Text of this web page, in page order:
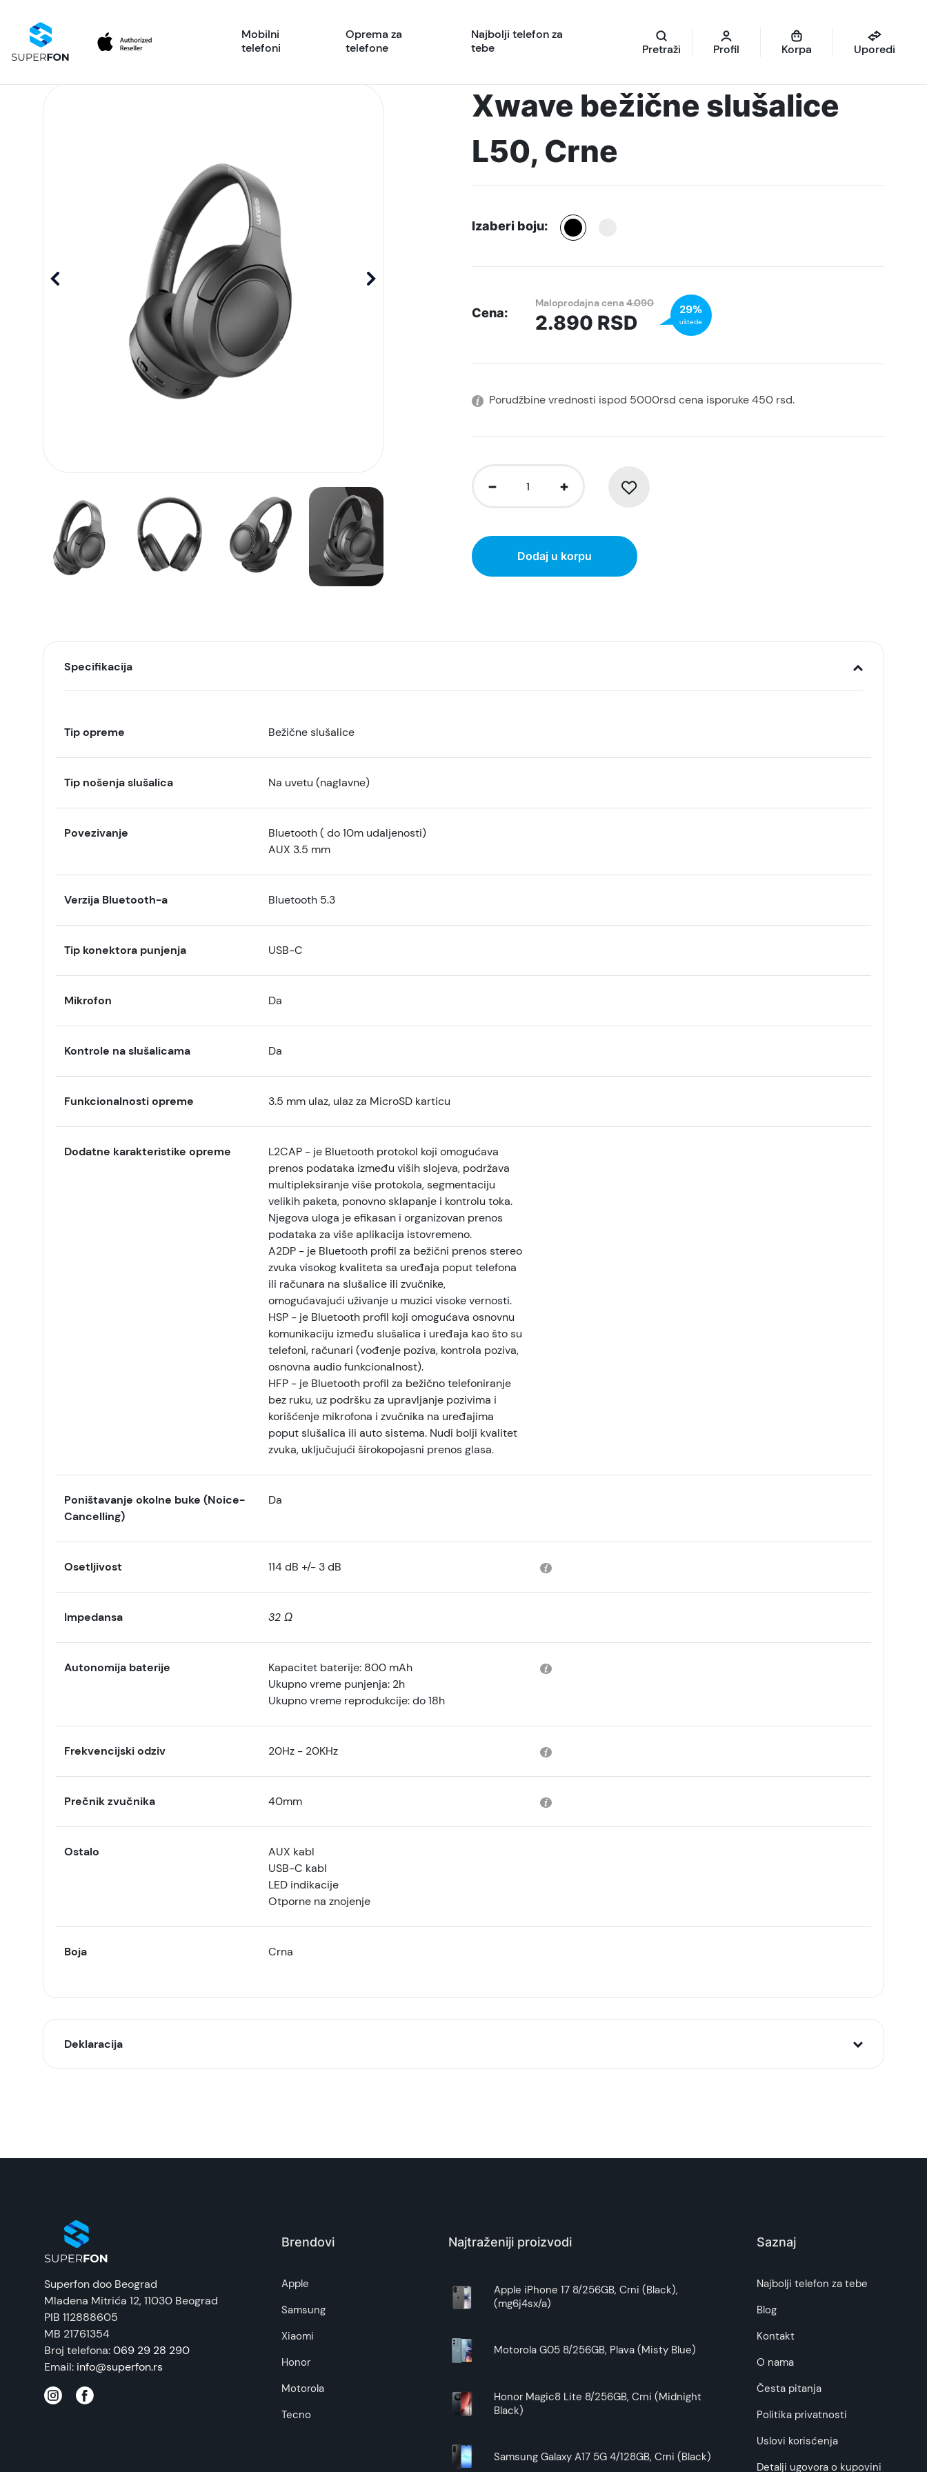
Mobilni
telefoni
Oprema za
telefone
Najbolji telefon za
tebe
Pretraži Profil Korpa Uporedi
Xwave bežične slušalice
L50, Crne
Izaberi boju:
Cena:
Maloprodajna cena4.090
2.890 RSD
29%
uštede
Porudžbine vrednosti ispod 5000rsd cena isporuke 450 rsd.
Dodaj u korpu
Specifikacija
Tip opreme Bežične slušalice
Tip nošenja slušalica Na uvetu (naglavne)
Povezivanje
Bluetooth ( do 10m udaljenosti)
AUX 3.5 mm
Verzija Bluetooth-a Bluetooth 5.3
Tip konektora punjenja USB-C
Mikrofon Da
Kontrole na slušalicama Da
Funkcionalnosti opreme 3.5 mm ulaz, ulaz za MicroSD karticu
Dodatne karakteristike opreme
L2CAP - je Bluetooth protokol koji omogućava
prenos podataka između viših slojeva, podržava
multipleksiranje više protokola, segmentaciju
velikih paketa, ponovno sklapanje i kontrolu toka.
Njegova uloga je efikasan i organizovan prenos
podataka za više aplikacija istovremeno.
A2DP - je Bluetooth profil za bežični prenos stereo
zvuka visokog kvaliteta sa uređaja poput telefona
ili računara na slušalice ili zvučnike,
omogućavajući uživanje u muzici visoke vernosti.
HSP - je Bluetooth profil koji omogućava osnovnu
komunikaciju između slušalica i uređaja kao što su
telefoni, računari (vođenje poziva, kontrola poziva,
osnovna audio funkcionalnost).
HFP - je Bluetooth profil za bežično telefoniranje
bez ruku, uz podršku za upravljanje pozivima i
korišćenje mikrofona i zvučnika na uređajima
poput slušalica ili auto sistema. Nudi bolji kvalitet
zvuka, uključujući širokopojasni prenos glasa.
Poništavanje okolne buke (Noice-
Cancelling)
Da
Osetljivost 114 dB +/- 3 dB
Impedansa 32 Ω
Autonomija baterije
Kapacitet baterije: 800 mAh
Ukupno vreme punjenja: 2h
Ukupno vreme reprodukcije: do 18h
Frekvencijski odziv 20Hz - 20KHz
Prečnik zvučnika 40mm
Ostalo
AUX kabl
USB-C kabl
LED indikacije
Otporne na znojenje
Boja Crna
Deklaracija
Uvoznik: NT Company
Zemlja porekla:
Prava potrošača:
Napomena:
Superfon doo se trudi da informacije i fotografije artikala budu što tačnije i detaljnije ali ne može da
Superfon doo Beograd
Mladena Mitrića 12, 11030 Beograd
PIB 112888605
MB 21761354
Broj telefona:069 29 28 290
Email: info@superfon.rs
Brendovi
Apple
Samsung
Xiaomi
Honor
Motorola
Tecno
Najtraženiji proizvodi
Apple iPhone 17 8/256GB, Crni (Black),
(mg6j4sx/a)
Motorola G05 8/256GB, Plava (Misty Blue)
Honor Magic8 Lite 8/256GB, Crni (Midnight
Black)
Samsung Galaxy A17 5G 4/128GB, Crni (Black)
Saznaj
Najbolji telefon za tebe
Blog
Kontakt
O nama
Česta pitanja
Politika privatnosti
Uslovi korisćenja
Detalji ugovora o kupovini